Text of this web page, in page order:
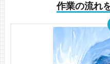
作業の流れ